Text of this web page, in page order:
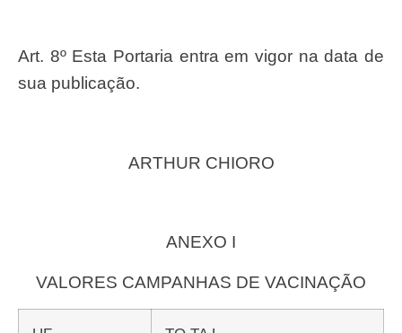
Art. 8º Esta Portaria entra em vigor na data de
sua publicação.
ARTHUR CHIORO
ANEXO I
VALORES CAMPANHAS DE VACINAÇÃO